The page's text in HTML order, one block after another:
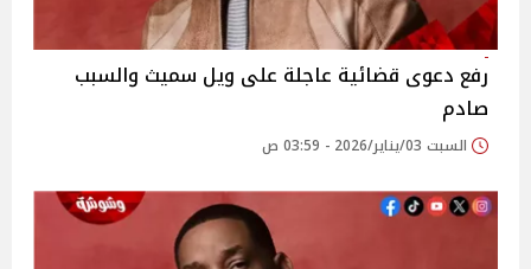
رفع دعوى قضائية عاجلة على ويل سميث والسبب
صادم
السبت 03/يناير/2026 - 03:59 ص